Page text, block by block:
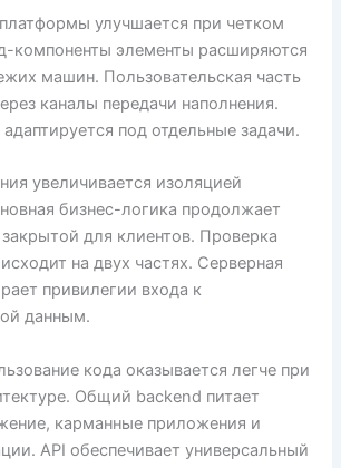
улучшается при четком
компоненты элементы расширяются
машин. Пользовательская часть
каналы передачи наполнения.
под отдельные задачи.
увеличивается изоляцией
бизнес-логика продолжает
для клиентов. Проверка
на двух частях. Серверная
привилегии входа к
данным.
кода оказывается легче при
Общий backend питает
карманные приложения и
API обеспечивает универсальный